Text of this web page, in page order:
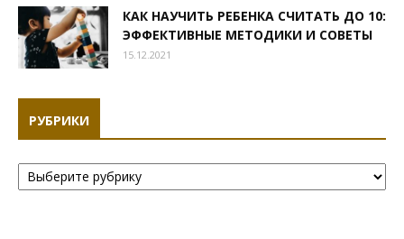
КАК НАУЧИТЬ РЕБЕНКА СЧИТАТЬ ДО 10:
ЭФФЕКТИВНЫЕ МЕТОДИКИ И СОВЕТЫ
15.12.2021
РУБРИКИ
Рубрики